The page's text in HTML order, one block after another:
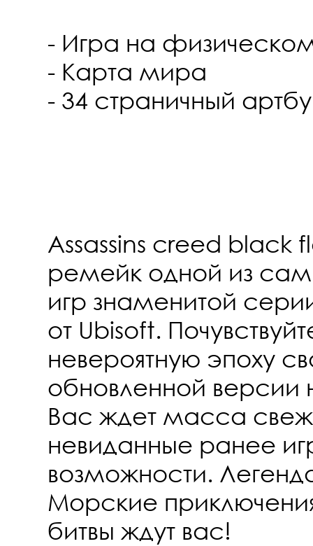
- Игра на
- Карта мира
- 34 страничный
Assassins creed black
ремейк одной из
игр знаменитой
от Ubisoft.
невероятную эпоху
обновленной версии
Вас ждет масса
невиданные ранее
возможности.
Морские
битвы ждут вас!